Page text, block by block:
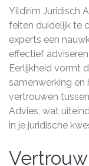
Yildirim Juridisch
feiten duidelijk te
experts een
effectief
Eerlijkheid vormt
samenwerking
vertrouwen
Advies, wat
in je juridische